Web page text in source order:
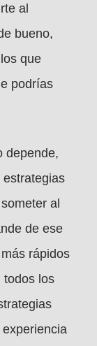
al
bueno,
que
podrías
depende,
al
de ese
rápidos
todos los